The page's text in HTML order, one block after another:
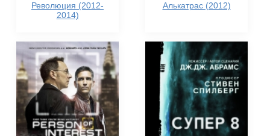
Революция (2012-
2014)
Алькатрас (2012)